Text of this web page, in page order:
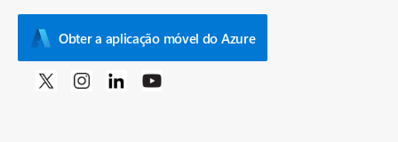
Obter a aplicação móvel do Azure